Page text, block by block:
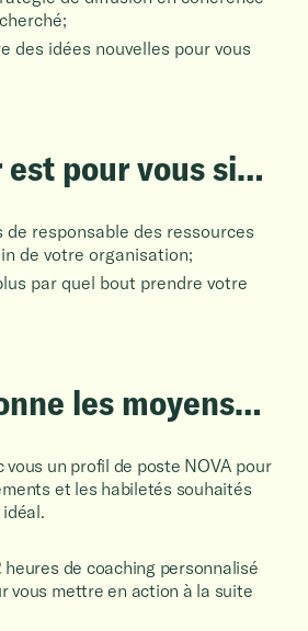
des idées nouvelles pour vous
pour vous si…
de responsable des ressources
de votre organisation;
par quel bout prendre votre
les moyens…
vous un profil de poste NOVA pour
et les habiletés souhaités
heures de coaching personnalisé
vous mettre en action à la suite